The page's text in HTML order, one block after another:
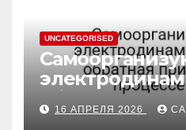
UNCATEGORISED
обратная
процессе
16 АПРЕЛЯ 2026